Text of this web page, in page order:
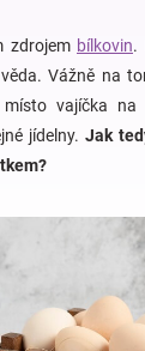
zdrojem bílkovin.
Vážně na
vajíčka na
jídelny. Jak